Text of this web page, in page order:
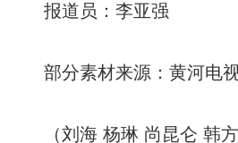
报道员：李亚强
部分素材来源：黄河电
（刘海 杨琳 尚昆仑 韩